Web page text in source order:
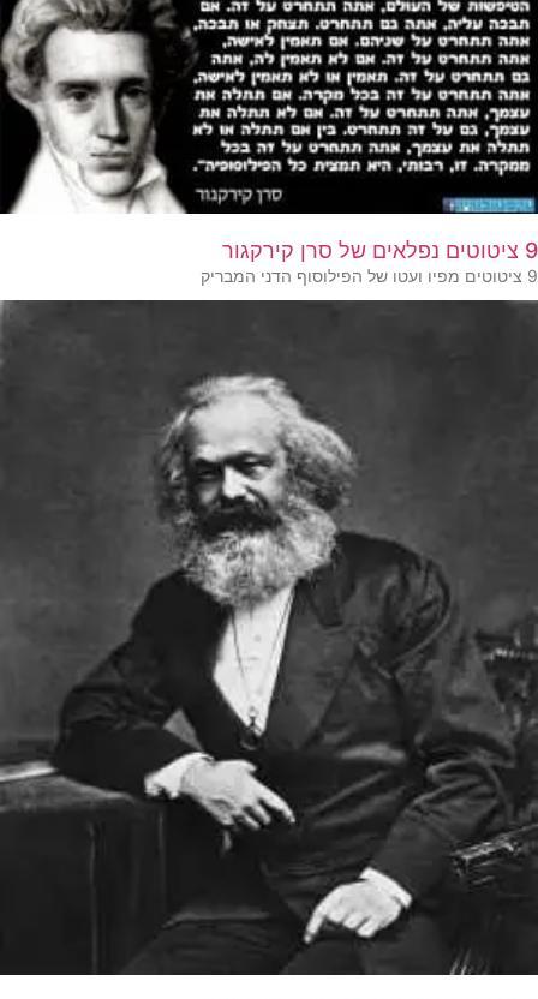
9 ציטוטים נפלאים של סרן קירקגור
9 ציטוטים מפיו ועטו של הפילוסוף הדני המבריק